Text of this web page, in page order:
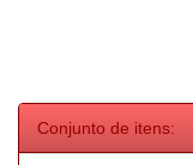
Conjunto de itens: